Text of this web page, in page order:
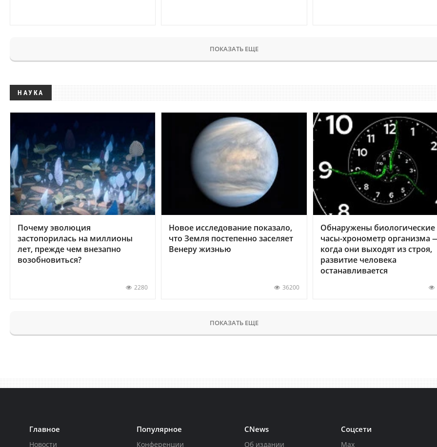
ПОКАЗАТЬ ЕЩЕ
НАУКА
Почему эволюция
застопорилась на миллионы
лет, прежде чем внезапно
возобновиться?
2280
Новое исследование показало,
что Земля постепенно заселяет
Венеру жизнью
36200
Обнаружены биологические
часы-хронометр организма
когда они выходят из строя,
развитие человека
останавливается
ПОКАЗАТЬ ЕЩЕ
Главное
Новости
Популярное
Конференции
CNews
Об издании
Соцсети
Max